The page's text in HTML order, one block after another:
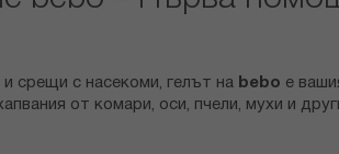
срещи с насекоми, гелът на bebo е
от комари, оси, пчели, мухи и